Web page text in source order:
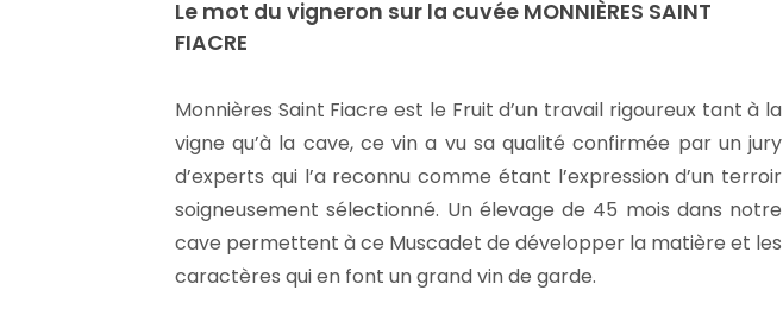
Le mot du vigneron sur la cuvée MONNIÈRES SAINT
FIACRE
Monnières Saint Fiacre est le Fruit d’un travail rigoureux tant à la
vigne qu’à la cave, ce vin a vu sa qualité confirmée par un jury
d’experts qui l’a reconnu comme étant l’expression d’un terroir
soigneusement sélectionné. Un élevage de 45 mois dans notre
cave permettent à ce Muscadet de développer la matière et les
caractères qui en font un grand vin de garde.